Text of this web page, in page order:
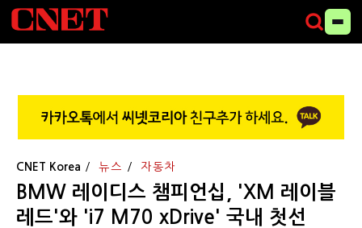
CNET Korea 뉴스 자동차
BMW 레이디스 챔피언십, 'XM 레이블
레드'와 'i7 M70 xDrive' 국내 첫선